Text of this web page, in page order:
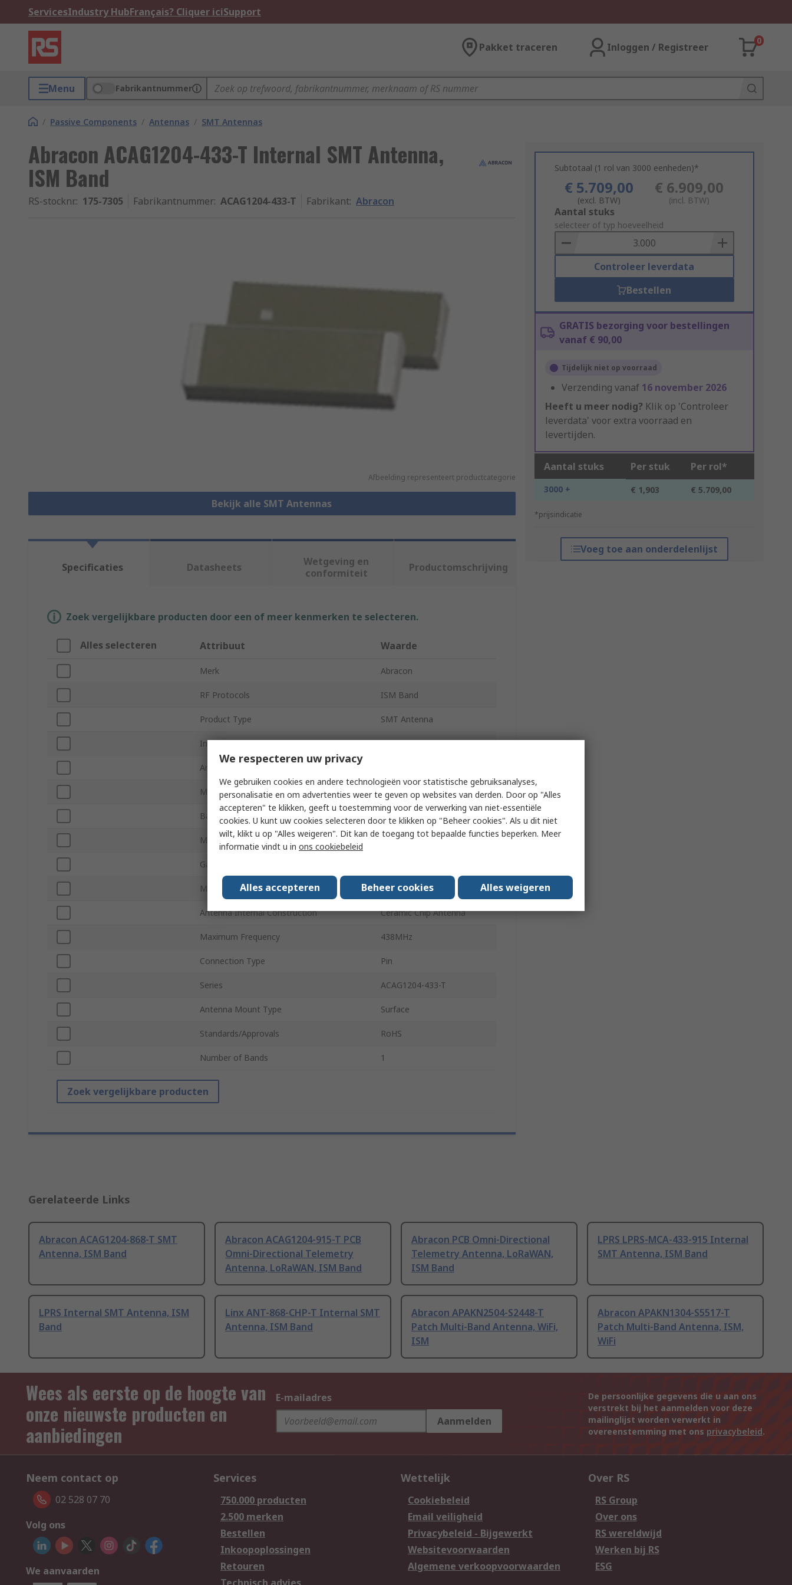
ServicesIndustry HubFrançais? Cliquer iciSupport
Pakket traceren Inloggen / Registreer
0
Menu Fabrikantnummer
/ Passive Components / Antennas / SMT Antennas
Abracon ACAG1204-433-T Internal SMT Antenna,
ISM Band
RS-stocknr.: 175-7305 Fabrikantnummer: ACAG1204-433-T Fabrikant: Abracon
Afbeelding representeert productcategorie
Bekijk alle SMT Antennas
Subtotaal (1 rol van 3000 eenheden)*
€ 5.709,00
(excl. BTW)
€ 6.909,00
(incl. BTW)
Add
to
Basket
Aantal stuks
selecteer of typ hoeveelheid
Controleer leverdata
Bestellen
GRATIS bezorging voor bestellingen
vanaf € 90,00
Tijdelijk niet op voorraad
Verzending vanaf 16 november 2026
Heeft u meer nodig? Klik op 'Controleer
leverdata' voor extra voorraad en
levertijden.
Aantal stuks Per stuk Per rol*
3000 + € 1,903 € 5.709,00
*prijsindicatie
Voeg toe aan onderdelenlijst
Specificaties
Datasheets
Wetgeving en
conformiteit
Productomschrijving
Zoek vergelijkbare producten door een of meer kenmerken te selecteren.
Alles selecteren Attribuut Waarde
Merk Abracon
RF Protocols ISM Band
Product Type SMT Antenna
Internal/External Internal
Antenna Physical Form
Minimum Frequency 433MHz
Bandwidth 80MHz
Maximum Operating Temperature 85°C
Gain
Minimum Operating Temperature -40°C
Antenna Internal Construction Ceramic Chip Antenna
Maximum Frequency 438MHz
Connection Type Pin
Series ACAG1204-433-T
Antenna Mount Type Surface
Standards/Approvals RoHS
Number of Bands 1
Zoek vergelijkbare producten
Gerelateerde Links
Abracon ACAG1204-868-T SMT
Antenna, ISM Band
Abracon ACAG1204-915-T PCB
Omni-Directional Telemetry
Antenna, LoRaWAN, ISM Band
Abracon PCB Omni-Directional
Telemetry Antenna, LoRaWAN,
ISM Band
LPRS LPRS-MCA-433-915 Internal
SMT Antenna, ISM Band
LPRS Internal SMT Antenna, ISM
Band
Linx ANT-868-CHP-T Internal SMT
Antenna, ISM Band
Abracon APAKN2504-S2448-T
Patch Multi-Band Antenna, WiFi,
ISM
Abracon APAKN1304-S5517-T
Patch Multi-Band Antenna, ISM,
WiFi
Wees als eerste op de hoogte van
onze nieuwste producten en
aanbiedingen
E-mailadres
Aanmelden
De persoonlijke gegevens die u aan ons
verstrekt bij het aanmelden voor deze
mailinglijst worden verwerkt in
overeenstemming met ons privacybeleid.
Neem contact op
02 528 07 70
Volg ons
We aanvaarden
Services
750.000 producten
2.500 merken
Bestellen
Inkoopoplossingen
Retouren
Wettelijk
Cookiebeleid
Email veiligheid
Privacybeleid - Bijgewerkt
Websitevoorwaarden
Algemene verkoopvoorwaarden
Over RS
RS Group
Over ons
RS wereldwijd
Werken bij RS
ESG
We respecteren uw privacy
We gebruiken cookies en andere technologieën voor statistische gebruiksanalyses,
personalisatie en om advertenties weer te geven op websites van derden. Door op "Alles
accepteren" te klikken, geeft u toestemming voor de verwerking van niet-essentiële
cookies. U kunt uw cookies selecteren door te klikken op "Beheer cookies". Als u dit niet
wilt, klikt u op "Alles weigeren". Dit kan de toegang tot bepaalde functies beperken. Meer
informatie vindt u in ons cookiebeleid
Alles accepteren Beheer cookies Alles weigeren